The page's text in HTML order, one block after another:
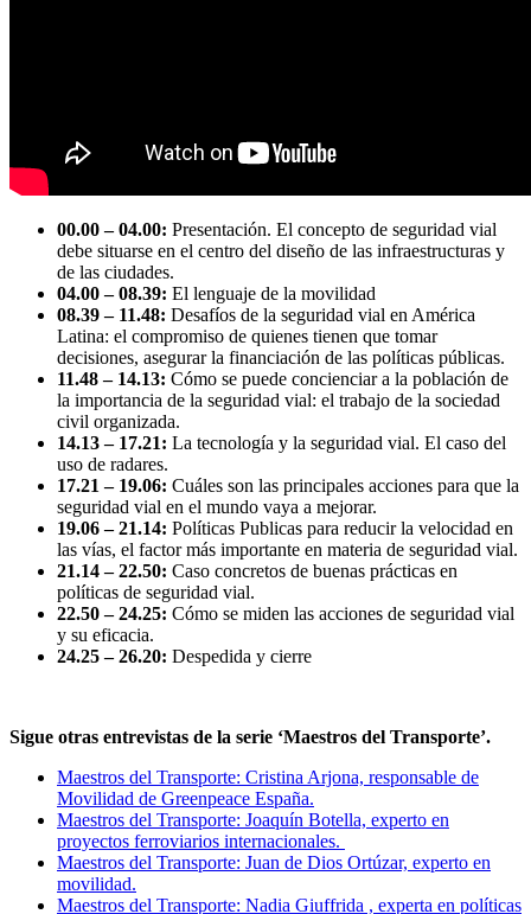
00.00 – 04.00: Presentación. El concepto de seguridad vial
debe situarse en el centro del diseño de las infraestructuras y
de las ciudades.
04.00 – 08.39: El lenguaje de la movilidad
08.39 – 11.48: Desafíos de la seguridad vial en América
Latina: el compromiso de quienes tienen que tomar
decisiones, asegurar la financiación de las políticas públicas.
11.48 – 14.13: Cómo se puede concienciar a la población de
la importancia de la seguridad vial: el trabajo de la sociedad
civil organizada.
14.13 – 17.21: La tecnología y la seguridad vial. El caso del
uso de radares.
17.21 – 19.06: Cuáles son las principales acciones para que la
seguridad vial en el mundo vaya a mejorar.
19.06 – 21.14: Políticas Publicas para reducir la velocidad en
las vías, el factor más importante en materia de seguridad vial.
21.14 – 22.50: Caso concretos de buenas prácticas en
políticas de seguridad vial.
22.50 – 24.25: Cómo se miden las acciones de seguridad vial
y su eficacia.
24.25 – 26.20: Despedida y cierre
Sigue otras entrevistas de la serie ‘Maestros del Transporte’.
Maestros del Transporte: Cristina Arjona, responsable de
Movilidad de Greenpeace España.
Maestros del Transporte: Joaquín Botella, experto en
proyectos ferroviarios internacionales.
Maestros del Transporte: Juan de Dios Ortúzar, experto en
movilidad.
Maestros del Transporte: Nadia Giuffrida , experta en políticas